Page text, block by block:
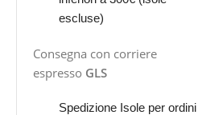
escluse)
Consegna con corriere
espresso GLS
Spedizione Isole per ordini